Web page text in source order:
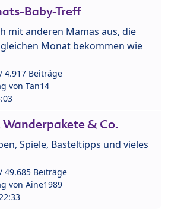
Baby-Treff
mit anderen Mamas aus, die
Monat bekommen wie
4.917 Beiträge
von Tan14
& Co.
Spiele, Basteltipps und vieles
49.685 Beiträge
von Aine1989